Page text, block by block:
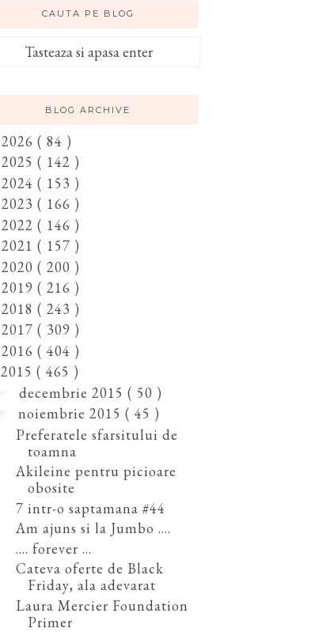
CAUTA PE BLOG
BLOG ARCHIVE
2026 ( 84 )
2025 ( 142 )
2024 ( 153 )
2023 ( 166 )
2022 ( 146 )
2021 ( 157 )
2020 ( 200 )
2019 ( 216 )
2018 ( 243 )
2017 ( 309 )
2016 ( 404 )
2015 ( 465 )
decembrie 2015 ( 50 )
noiembrie 2015 ( 45 )
Preferatele sfarsitului de
toamna
Akileine pentru picioare
obosite
7 intr-o saptamana #44
Am ajuns si la Jumbo ....
.... forever ...
Cateva oferte de Black
Friday, ala adevarat
Laura Mercier Foundation
Primer